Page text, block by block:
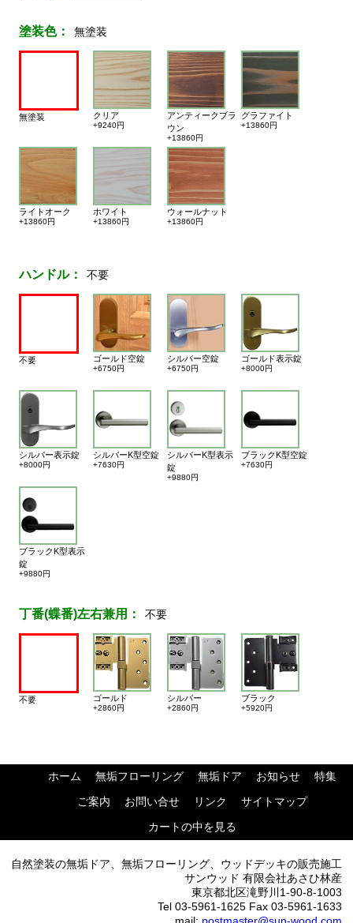
塗装色： 無塗装
無塗装 クリア
+9240円
アンティークブラ
ウン
+13860円
グラファイト
+13860円
ライトオーク
+13860円
ホワイト
+13860円
ウォールナット
+13860円
ハンドル： 不要
不要 ゴールド空錠
+6750円
シルバー空錠
+6750円
ゴールド表示錠
+8000円
シルバー表示錠
+8000円
シルバーK型空錠
+7630円
シルバーK型表示
錠
+9880円
ブラックK型空錠
+7630円
ブラックK型表示
錠
+9880円
丁番(蝶番)左右兼用： 不要
不要 ゴールド
+2860円
シルバー
+2860円
ブラック
+5920円
ホーム 無垢フローリング 無垢ドア お知らせ
特集
ご案内
お問い合せ リンク
サイトマップ
カートの中を見る
自然塗装の無垢ドア、無垢フローリング、ウッドデッキの販売施工
サンウッド 有限会社あさひ林産
東京都北区滝野川1-90-8-1003
Tel 03-5961-1625 Fax 03-5961-1633
mail: postmaster@sun-wood.com